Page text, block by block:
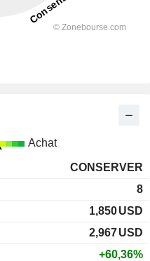
Achat
CONSERVER
8
1,850USD
2,967USD
+60,36%